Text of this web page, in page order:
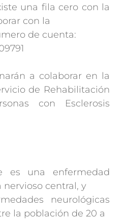
una fila cero con la
con la
de cuenta:
a colaborar en la
de Rehabilitación
con Esclerosis
es una enfermedad
central, y
neurológicas
la población de 20 a